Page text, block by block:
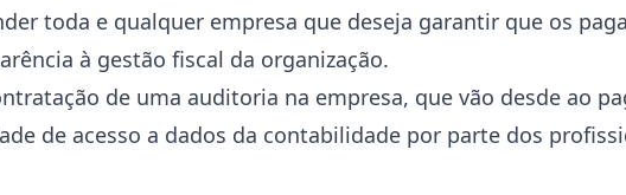
toda e qualquer empresa que deseja garantir que os
à gestão fiscal da organização.
de uma auditoria na empresa, que vão desde ao
de acesso a dados da contabilidade por parte dos